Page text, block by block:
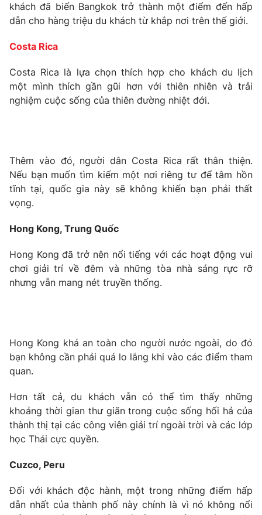
Photo Infographic
Video
VTV Money VTV Thể thao
VTV4 Vươn mình bằng AI
Liên hệ tòa soạn English
Theo dõi báo trên
Cơ quan chủ quản:
Đài Truyền hình Việt Nam
Cơ quan báo chí:Thời báo VTV
Giấy phép hoạt động báo in và báo điện tử số 483/GP-BTTTT
cấp ngày 29/12/2023
Tổng Biên tập:
Nguyễn Trọng Ninh
Tổng đài VTV:024.38 355 931 - 024.38 355 932
khách đã biến Bangkok trở thành một điểm đến hấp
dẫn cho hàng triệu du khách từ khắp nơi trên thế giới.
Costa Rica
Costa Rica là lựa chọn thích hợp cho khách du lịch
một mình thích gần gũi hơn với thiên nhiên và trải
nghiệm cuộc sống của thiên đường nhiệt đới.
Thêm vào đó, người dân Costa Rica rất thân thiện.
Nếu bạn muốn tìm kiếm một nơi riêng tư để tâm hồn
tĩnh tại, quốc gia này sẽ không khiến bạn phải thất
vọng.
Hong Kong, Trung Quốc
Hong Kong đã trở nên nổi tiếng với các hoạt động vui
chơi giải trí về đêm và những tòa nhà sáng rực rỡ
nhưng vẫn mang nét truyền thống.
Hong Kong khá an toàn cho người nước ngoài, do đó
bạn không cần phải quá lo lắng khi vào các điểm tham
quan.
Hơn tất cả, du khách vẫn có thể tìm thấy những
khoảng thời gian thư giãn trong cuộc sống hối hả của
thành thị tại các công viên giải trí ngoài trời và các lớp
học Thái cực quyền.
Cuzco, Peru
Đối với khách độc hành, một trong những điểm hấp
dẫn nhất của thành phố này chính là vì nó không nổi